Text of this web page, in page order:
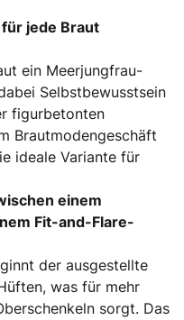
jede Braut
ein Meerjungfrau-
Selbstbewusstsein
figurbetonten
Brautmodengeschäft
ideale Variante für
einem
Fit-and-Flare-
der ausgestellte
was für mehr
sorgt. Das